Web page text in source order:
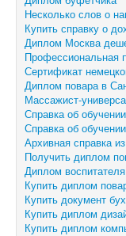
Несколько слов о
Купить справку о
Диплом Москва
Профессиональная
Сертификат
Диплом повара в
Массажист-
Справка об
Справка об
Архивная справка
Получить диплом
Диплом
Купить диплом
Купить документ
Купить диплом
Купить диплом